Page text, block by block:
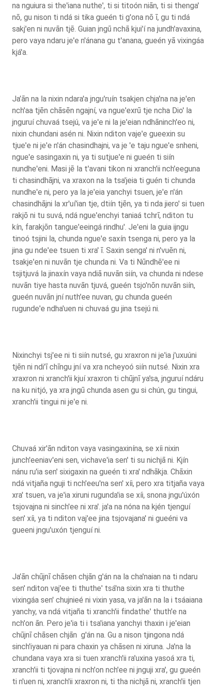
na nguiura si the'iana nuthe', ti si titoón niān, ti si thenga'
nō, gu nison ti ndá si tika gueén ti g'ona nō ī, gu ti ndá
sakj'en ni nuvān tjē. Guian jngū nchā kjui'í na jundh'avaxina,
pero vaya ndaru je'e n'ánana gu t'anana, gueén yā vixingáa
kjá'a.
Ja’ān na la nixin ndara'a jngu'ruín tsakjen chja'na na je'en
nch'aa tjēn chāsēn ngajní, va ngue'exrū tje ncha Dio' la
jnguruí chuvaá tsejú, va je'e ni la je'eian ndhāninch'eo ni,
nixin chundani asén ni. Nixin nditon vaje'e gueexin su
tjue'e ni je'e n'án chasindhajni, va je 'e taju ngue'e snheni,
ngue'e sasingaxin ni, ya ti sutjue'e ni gueén ti siín
nundhe'eni. Masi jē la t'avani tikon ni xranch'ii nch'eeguna
ti chasindhājni, va xraxon na la tsa'jeia ti guén ti chunda
nundhe'e ni, pero ya la je'eia yanchyi tsuen, je'e n'án
chasindhājni la xr'uí'ian tje, dtiín tjēn, ya ti nda jiero' si tuen
rakjō ni tu suvá, ndá ngue'enchyi taniaá tchrī, nditon tu
kín, farakjōn tangue'eeingá rindhu'. Je'eni la guia ijngu
tinoó tsjini la, chunda ngue'e saxín tsenga ni, pero ya la
jina gu nde'ee tsuen ti xra' ī. Saxin senga' ni n'vuēn ni,
tsakje'en ni nuvān tje chunda ni. Va ti Nūndhē'ee ni
tsjitjuvá la jinaxín vaya ndiā nuvān siín, va chunda ni ndese
nuvān tiye hasta nuvān tjuvá, gueén tsjo'nōn nuvān siín,
gueén nuvān jní nuth'ee nuvan, gu chunda gueén
rugunde'e ndha'uen ni chuvaá gu jina tsejú ni.
Nixinchyi tsj'ee ni ti siín nutsé, gu xraxron ni je'ia j'uxuúni
tjēn ni ndi'ī chīngu jní va xra ncheyoó siín nutsé. Nixin xra
xraxron ni xranch'ii kjuí xraxron ti chūjnī ya'sa, jnguruí ndáru
na ku nitjó, ya xra jngū chunda asen gu si chún, gu tingui,
xranch'ii tingui ni je'e ni.
Chuvaá xir'ān nditon vaya vasingaxinína, se xíi nixin
junch'eeniav'eni sen, vichave'ia sen' ti su nichjā ni. Kjín
nánu ru'ia sen' sixigaxin na gueén ti xra' ndhākja. Chāxin
ndá vitjaña nguji ti nch'eeu'na sen' xíi, pero xra titjaña vaya
xra' tsuen, va je'ia xiruni rugunda'ia se xíi, snona jngu'úxón
tsjovajna ni sinch'ee ni xra'. ja'a na nóna na kjén tjenguí
sen' xíi, ya ti nditon vaj'ee jina tsjovajana' ni gueéni va
gueeni jngu'uxón tjenguí ni.
Ja’ān chūjnī chāsen chjān g'án na la cha'naian na ti ndaru
sen' nditon vaj'ee ti thuthe' tsá'na sixin xra ti thuthe
vixingáa sen' chujnieé ni vixin yasa, va ja'ān na la i tsáaiana
yanchy, va ndá vitjaña ti xranch'ii findathe' thuth'e na
nch'on ān. Pero je'ia ti i tsa'iana yanchyi thaxin i je'eian
chūjnī chāsen chjān g'án na. Gu a nison tjingona ndá
sinch'iyauan ni para chaxin ya chāsen ni xiruna. Ja'na la
chundana vaya xra si tuen xranch'ii ra'uxina yasoá xra ti,
xranch'ii ti tjovajna ni nch'on nch'ee ni jnguji xra', gu gueén
ti n'uen ni, xranch'ii xraxron ni, ti tha nichjā ni, xranch'ii tjen